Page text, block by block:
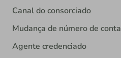
Canal do consorciado
Mudança de número de conta
Agente credenciado